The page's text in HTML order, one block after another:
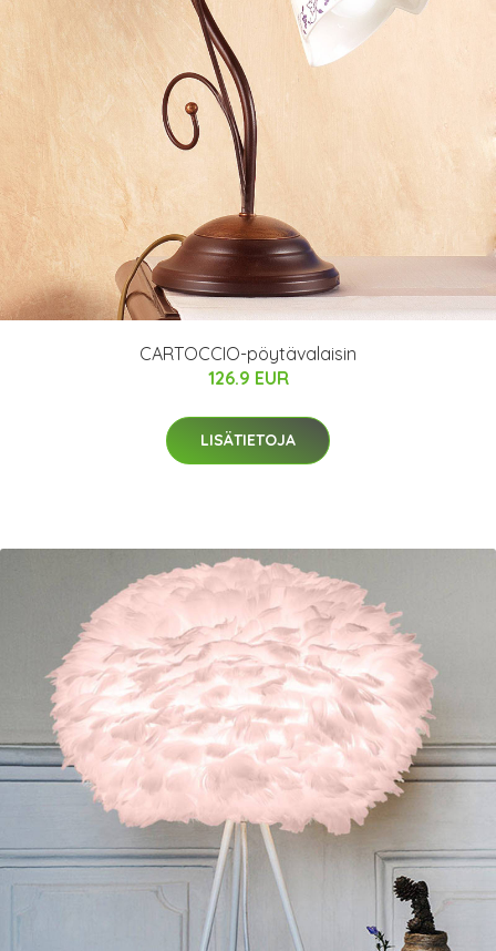
CARTOCCIO-pöytävalaisin
126.9 EUR
LISÄTIETOJA